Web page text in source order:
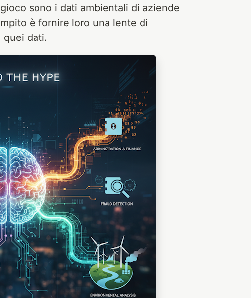
sono i dati ambientali di aziende
è fornire loro una lente di
quei dati.